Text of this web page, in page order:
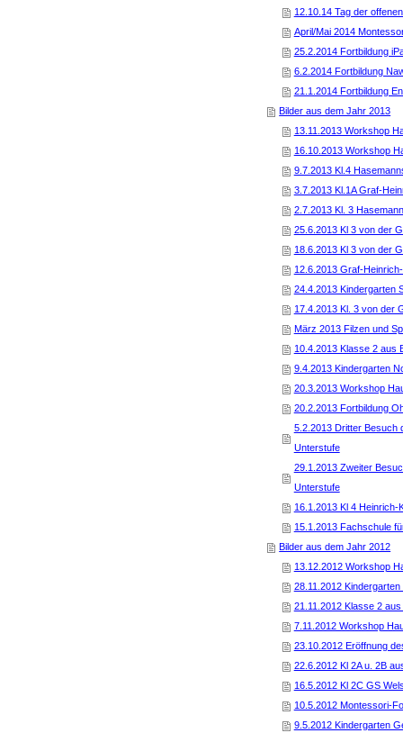
12.10.14 Tag der
April/Mai 2014
25.2.2014 Fortbildung
6.2.2014 Fortbildung
21.1.2014 Fortbildung
Bilder aus dem Jahr 2013
13.11.2013 Workshop
16.10.2013 Workshop
9.7.2013 Kl.4
3.7.2013 Kl.1A Graf-
2.7.2013 Kl. 3
25.6.2013 Kl 3 von der
18.6.2013 Kl 3 von der
12.6.2013 Graf-
24.4.2013 Kindergarten
17.4.2013 Kl. 3 von der
März 2013 Filzen und
10.4.2013 Klasse 2 aus
9.4.2013 Kindergarten
20.3.2013 Workshop
20.2.2013 Fortbildung
5.2.2013 Dritter Besuch
Unterstufe
29.1.2013 Zweiter
Unterstufe
16.1.2013 Kl 4 Heinrich-
15.1.2013 Fachschule
Bilder aus dem Jahr 2012
13.12.2012 Workshop
28.11.2012
21.11.2012 Klasse 2
7.11.2012 Workshop
23.10.2012 Eröffnung
22.6.2012 Kl 2A u. 2B
16.5.2012 Kl 2C GS
10.5.2012 Montessori-
9.5.2012 Kindergarten